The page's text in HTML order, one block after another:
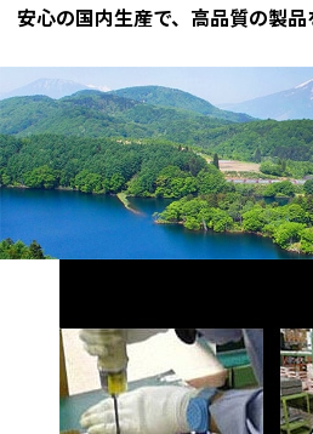
安心の国内生産で、高品質の製品